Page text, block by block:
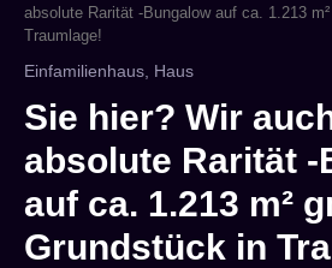
absolute Rarität -Bungalow auf ca. 1.213
Traumlage!
Einfamilienhaus Haus
Sie hier? Wir
absolute Rarität -
auf ca. 1.213 m²
Grundstück in